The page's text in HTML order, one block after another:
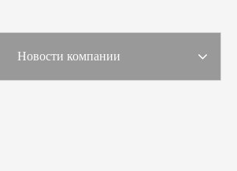
Новости компании